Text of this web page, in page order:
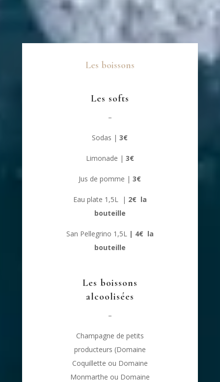
Les boissons
Les softs
–
Sodas |3€
Limonade | 3€
Jus de pomme |3€
Eau plate 1,5L | 2€ la
bouteille
San Pellegrino 1,5L
| 4€ la
bouteille
Les boissons
alcoolisées
–
Champagne de petits
producteurs (Domaine
Coquillette ou Domaine
Monmarthe ou Domaine